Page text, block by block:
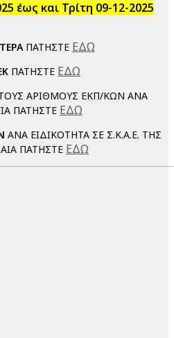
έως και Τρίτη 09-12-2025
ΠΑΤΗΣΤΕ ΕΔΩ
ΠΑΤΗΣΤΕ ΕΔΩ
ΑΡΙΘΜΟΥΣ ΕΚΠ/ΚΩΝ ΑΝΑ
ΠΑΤΗΣΤΕ ΕΔΩ
ΑΝΑ ΕΙΔΙΚΟΤΗΤΑ ΣΕ Σ.Κ.Α.Ε. ΤΗΣ
ΠΑΤΗΣΤΕ ΕΔΩ